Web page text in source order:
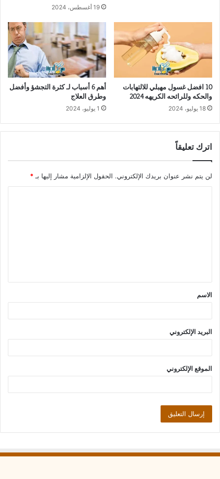
19 أغسطس، 2024
10 افضل غسول مهبلي للالتهابات
والحكه وللرائحه الكريهه 2024
18 يوليو، 2024
أهم 6 أسباب لـ كثرة التجشؤ وأفضل
وطرق العلاج
1 يوليو، 2024
اترك تعليقاً
لن يتم نشر عنوان بريدك الإلكتروني. الحقول الإلزامية مشار إليها بـ *
ق
*
الاسم
البريد الإلكتروني
الموقع الإلكتروني